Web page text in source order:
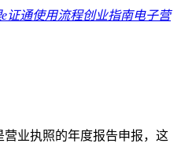
证通使用流程创业指南电子营
业执照的年度报告申报，这